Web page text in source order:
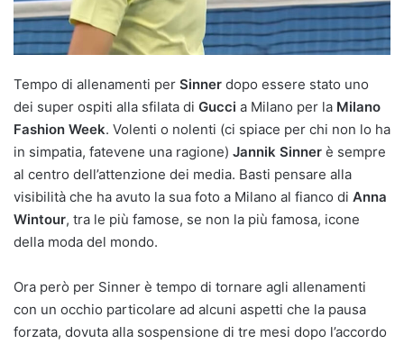
Tempo di allenamenti per Sinner dopo essere stato uno
dei super ospiti alla sfilata di Gucci a Milano per la Milano
Fashion Week. Volenti o nolenti (ci spiace per chi non lo ha
in simpatia, fatevene una ragione) Jannik Sinner è sempre
al centro dell’attenzione dei media. Basti pensare alla
visibilità che ha avuto la sua foto a Milano al fianco di Anna
Wintour, tra le più famose, se non la più famosa, icone
della moda del mondo.
Ora però per Sinner è tempo di tornare agli allenamenti
con un occhio particolare ad alcuni aspetti che la pausa
forzata, dovuta alla sospensione di tre mesi dopo l’accordo